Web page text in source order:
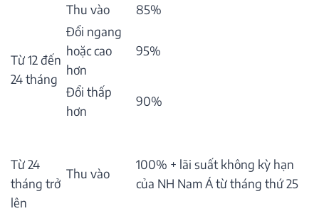
Từ 12 đến
24 tháng
Thu vào
85%
Đổi ngang
hoặc cao
hơn
95%
Đổi thấp
hơn
90%
Từ 24
tháng trở
lên
Thu vào
100% + lãi suất không kỳ hạn
của NH Nam Á từ tháng thứ 25